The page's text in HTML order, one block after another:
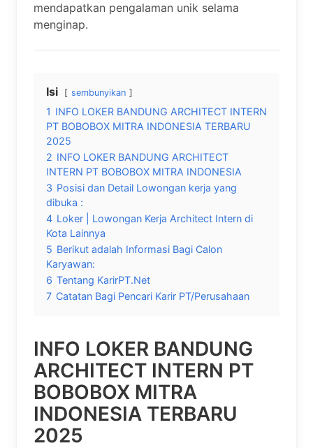
mendapatkan pengalaman unik selama
menginap.
Isi sembunyikan
1 INFO LOKER BANDUNG ARCHITECT INTERN
PT BOBOBOX MITRA INDONESIA TERBARU
2025
2 INFO LOKER BANDUNG ARCHITECT
INTERN PT BOBOBOX MITRA INDONESIA
3 Posisi dan Detail Lowongan kerja yang
dibuka :
4 Loker | Lowongan Kerja Architect Intern di
Kota Lainnya
5 Berikut adalah Informasi Bagi Calon
Karyawan:
6 Tentang KarirPT.Net
7 Catatan Bagi Pencari Karir PT/Perusahaan
INFO LOKER BANDUNG
ARCHITECT INTERN PT
BOBOBOX MITRA
INDONESIA TERBARU
2025